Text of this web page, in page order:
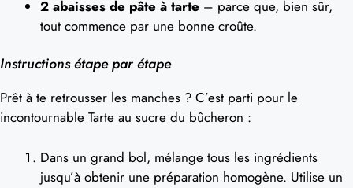
2 abaisses de pâte à tarte – parce que, bien sûr,
tout commence par une bonne croûte.
Instructions étape par étape
Prêt à te retrousser les manches ? C’est parti pour le
incontournable Tarte au sucre du bûcheron :
Dans un grand bol, mélange tous les ingrédients
jusqu’à obtenir une préparation homogène. Utilise un